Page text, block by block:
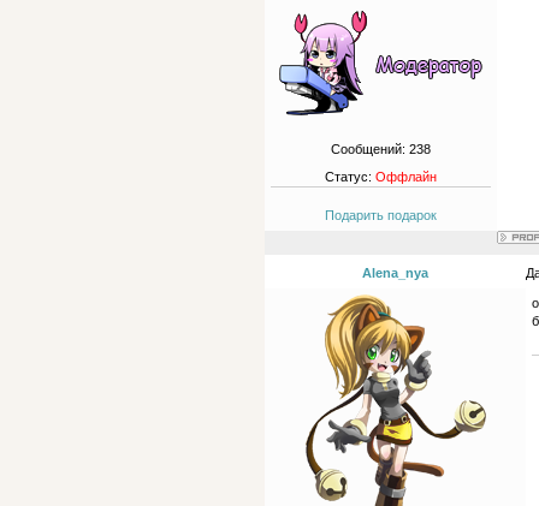
Сообщений: 238
Статус: Оффлайн
Подарить подарок
Alena_nya